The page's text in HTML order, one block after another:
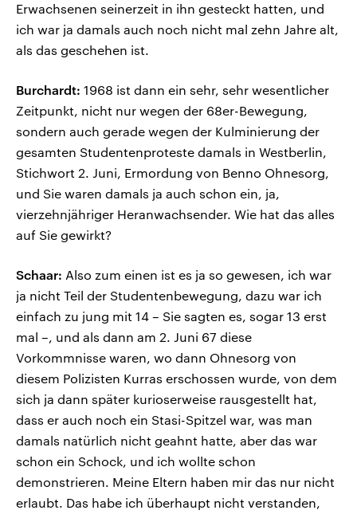
Erwachsenen seinerzeit in ihn gesteckt hatten, und
ich war ja damals auch noch nicht mal zehn Jahre alt,
als das geschehen ist.
Burchardt: 1968 ist dann ein sehr, sehr wesentlicher
Zeitpunkt, nicht nur wegen der 68er-Bewegung,
sondern auch gerade wegen der Kulminierung der
gesamten Studentenproteste damals in Westberlin,
Stichwort 2. Juni, Ermordung von Benno Ohnesorg,
und Sie waren damals ja auch schon ein, ja,
vierzehnjähriger Heranwachsender. Wie hat das alles
auf Sie gewirkt?
Schaar: Also zum einen ist es ja so gewesen, ich war
ja nicht Teil der Studentenbewegung, dazu war ich
einfach zu jung mit 14 – Sie sagten es, sogar 13 erst
mal –, und als dann am 2. Juni 67 diese
Vorkommnisse waren, wo dann Ohnesorg von
diesem Polizisten Kurras erschossen wurde, von dem
sich ja dann später kurioserweise rausgestellt hat,
dass er auch noch ein Stasi-Spitzel war, was man
damals natürlich nicht geahnt hatte, aber das war
schon ein Schock, und ich wollte schon
demonstrieren. Meine Eltern haben mir das nur nicht
erlaubt. Das habe ich überhaupt nicht verstanden,